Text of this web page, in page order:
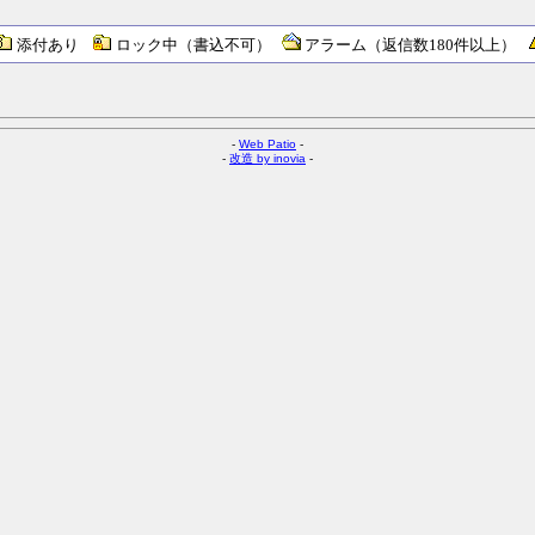
添付あり ロック中（書込不可） アラーム（返信数180件以上）
- Web Patio -
- 改造 by inovia -